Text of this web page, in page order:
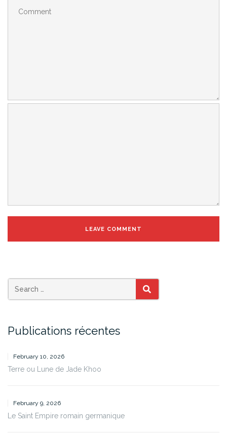
SEARCH
Publications récentes
February 10, 2026
Terre ou Lune de Jade Khoo
February 9, 2026
Le Saint Empire romain germanique